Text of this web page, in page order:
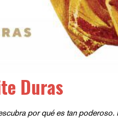
Duras
por qué es tan poderoso.